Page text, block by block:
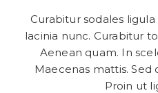
Curabitur sodales
lacinia nunc. Curabitur
Aenean quam. In
Maecenas mattis. Sed
Proin ut